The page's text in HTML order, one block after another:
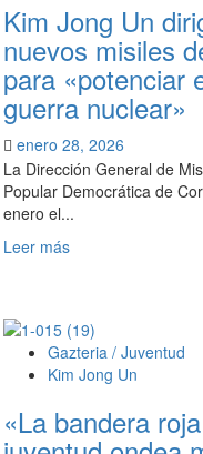
a
construir
un
nuevo
mundo
teniendo
en
la
las
Kim Jong Un
nuevos misiles
para «potenciar
guerra nuclear»
enero 28, 2026
La Dirección General de
Popular Democrática de
enero el...
Leer másLeer
Jong
Un
dirige
prueba
de
Gazteria / Juventud
Kim Jong Un
«La bandera